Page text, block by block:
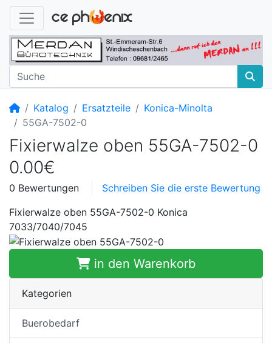
Startseite
Katalog Ersatzteile
Konica-Minolta
55GA-7502-0
Fixierwalze oben 55GA-7502-0
0.00€
0 Bewertungen
Schreiben Sie die erste Bewertung
Fixierwalze oben 55GA-7502-0 Konica
7033/7040/7045
in den Warenkorb
Kategorien
Buerobedarf